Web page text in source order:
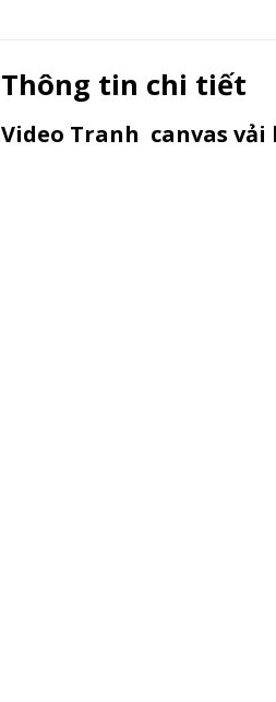
Thông tin chi tiết
Video Tranh canvas